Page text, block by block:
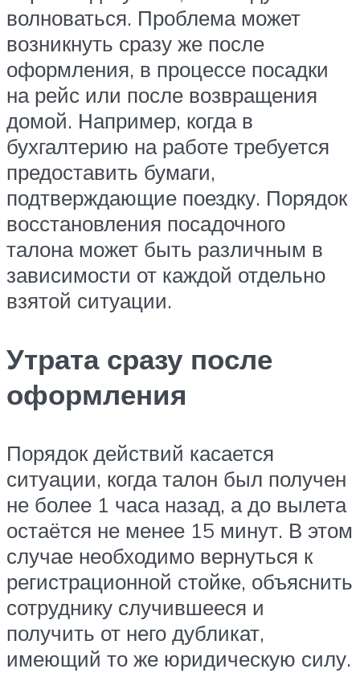
волноваться. Проблема может
возникнуть сразу же после
оформления, в процессе посадки
на рейс или после возвращения
домой. Например, когда в
бухгалтерию на работе требуется
предоставить бумаги,
подтверждающие поездку. Порядок
восстановления посадочного
талона может быть различным в
зависимости от каждой отдельно
взятой ситуации.
Утрата сразу после
оформления
Порядок действий касается
ситуации, когда талон был получен
не более 1 часа назад, а до вылета
остаётся не менее 15 минут. В этом
случае необходимо вернуться к
регистрационной стойке, объяснить
сотруднику случившееся и
получить от него дубликат,
имеющий то же юридическую силу.